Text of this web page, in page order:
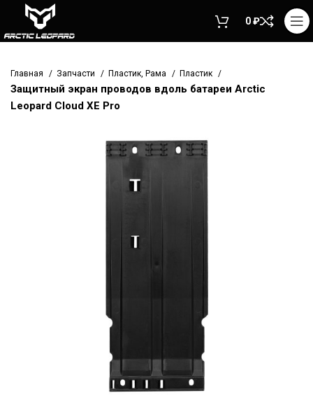
0₽
Главная Запчасти Пластик, Рама Пластик
Защитный экран проводов вдоль батареи Arctic
Leopard Cloud XE Pro